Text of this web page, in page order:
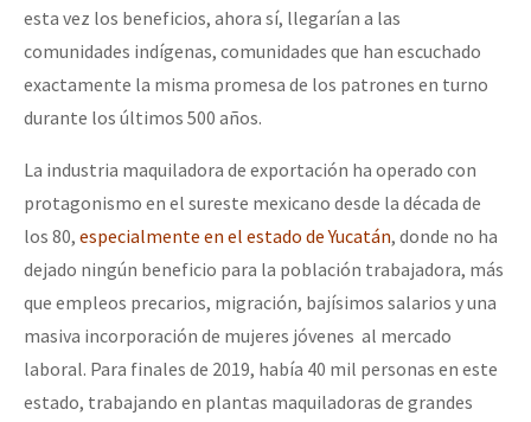
esta vez los beneficios, ahora sí, llegarían a las
comunidades indígenas, comunidades que han escuchado
exactamente la misma promesa de los patrones en turno
durante los últimos 500 años.
La industria maquiladora de exportación ha operado con
protagonismo en el sureste mexicano desde la década de
los 80, especialmente en el estado de Yucatán, donde no ha
dejado ningún beneficio para la población trabajadora, más
que empleos precarios, migración, bajísimos salarios y una
masiva incorporación de mujeres jóvenes al mercado
laboral. Para finales de 2019, había 40 mil personas en este
estado, trabajando en plantas maquiladoras de grandes